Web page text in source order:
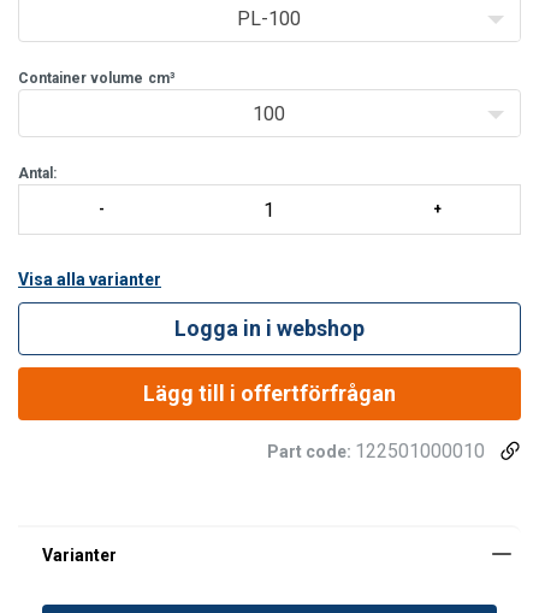
PL-100
Container volume cm³
100
Antal:
Visa alla varianter
Logga in i webshop
Lägg till i offertförfrågan
Part code: 122501000010